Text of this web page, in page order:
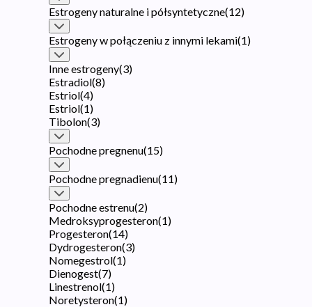
Estrogeny naturalne i półsyntetyczne(12)
Estrogeny w połączeniu z innymi lekami(1)
Inne estrogeny(3)
Estradiol(8)
Estriol(4)
Estriol(1)
Tibolon(3)
Pochodne pregnenu(15)
Pochodne pregnadienu(11)
Pochodne estrenu(2)
Medroksyprogesteron(1)
Progesteron(14)
Dydrogesteron(3)
Nomegestrol(1)
Dienogest(7)
Linestrenol(1)
Noretysteron(1)